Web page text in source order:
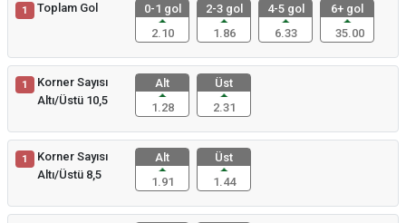
1 Toplam Gol
0-1 gol
2.10
2-3 gol
1.86
4-5 gol
6.33
6+ gol
35.00
1
Korner Sayısı
Altı/Üstü 10,5
Alt
1.28
Üst
2.31
1
Korner Sayısı
Altı/Üstü 8,5
Alt
1.91
Üst
1.44